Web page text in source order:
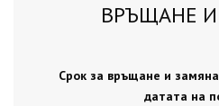
ВРЪЩАНЕ
Срок за връщане и
датата на